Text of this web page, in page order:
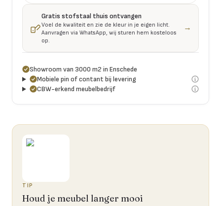
Gratis stofstaal thuis ontvangen
Voel de kwaliteit en zie de kleur in je eigen licht.
Aanvragen via WhatsApp, wij sturen hem kosteloos
op.
→
Showroom van 3000 m2 in Enschede
Mobiele pin of contant bij levering
CBW-erkend meubelbedrijf
TIP
Houd je meubel langer mooi